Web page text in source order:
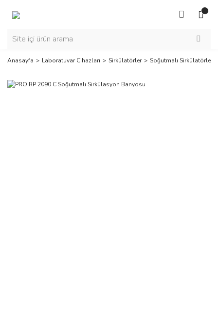
Anasayfa Laboratuvar Cihazları Sirkülatörler Soğutmalı Sirkülatörler